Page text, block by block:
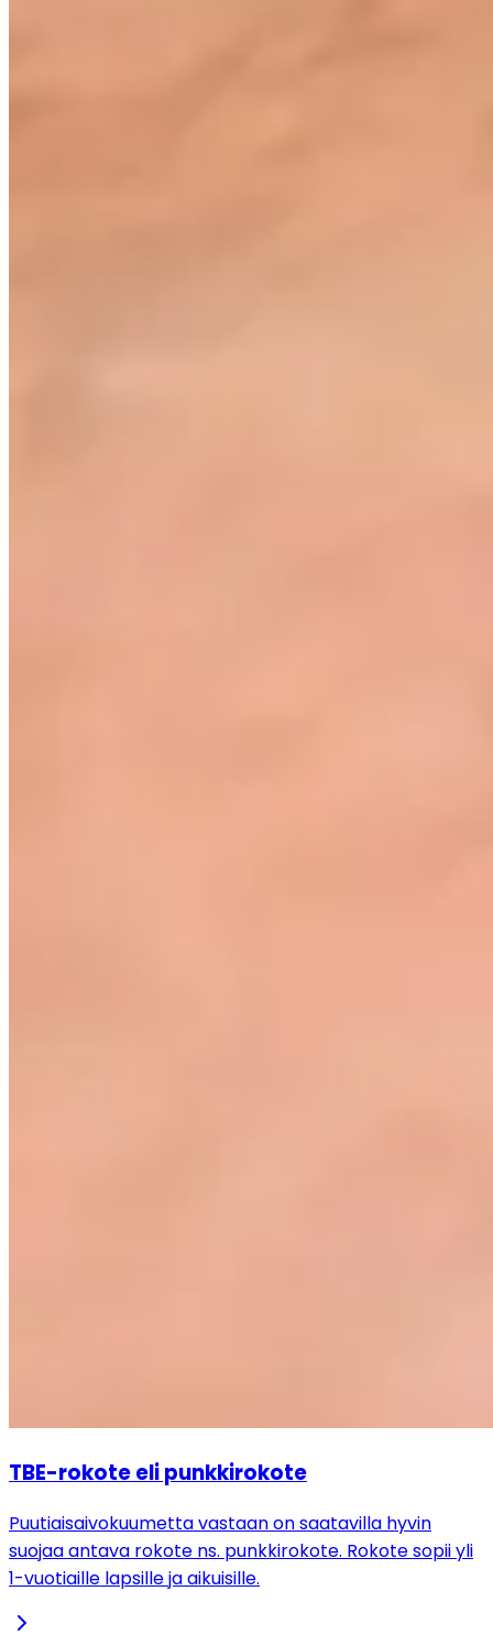
TBE-rokote eli punkkirokote
Puutiaisaivokuumetta vastaan on saatavilla hyvin
suojaa antava rokote ns. punkkirokote. Rokote sopii yli
1-vuotiaille lapsille ja aikuisille.